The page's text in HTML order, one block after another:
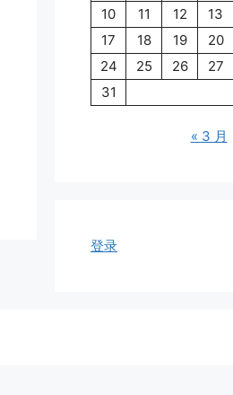
10
11 12 13
17
18 19 20
24
25 26 27
31
« 3 月
登录